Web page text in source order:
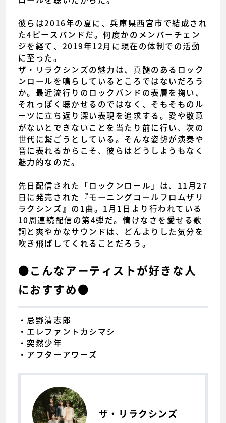
彼らは2016年の夏に、兵庫県西宮市で結成され
た4ピースバンドだ。何度かのメンバーチェン
ジを経て、2019年12月に現在の体制での活動
に至った。
ザ・リラクシンズの魅力は、真髄のあるロック
ンロールを鳴らしているところではないだろう
か。最近流行りのロックバンドの表層を掬い、
それっぽく聴かせるのではなく、そもそものル
ーツに立ち返り深い表現を追求する。愛や敬意
がないとできないことを当たり前に行い、次の
世代に繋ごうとしている。そんな姿勢が演奏や
音に表れるからこそ、彼らはどうしようもなく
魅力的なのだ。
先日配信された「ロックンロール」は、11月27
日に発売された『モーニングコールフロムザリ
ラクシンズ』の1曲。1月1日より行われている
10周連続配信の第4弾だ。情けなさを愛せる歌
詞と爽やかなサウンドは、どんよりした気分を
吹き飛ばしてくれることだろう。
●こんなアーティストが好きな人
におすすめ●
・忌野清志郎
・エレファントカシマシ
・突然少年
・アフターアワーズ
ザ・リラクシンズ